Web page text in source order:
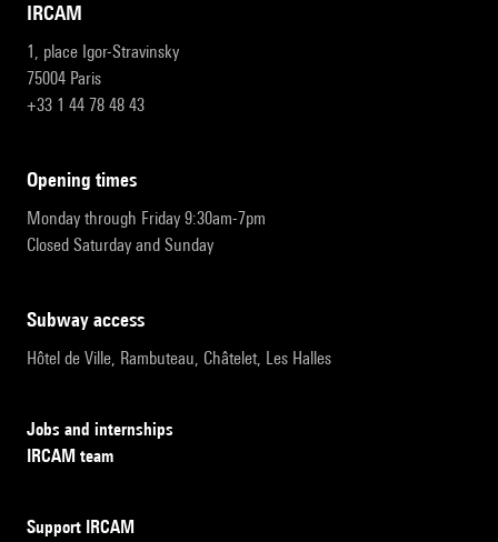
IRCAM
1, place Igor-Stravinsky
75004 Paris
+33 1 44 78 48 43
opening times
Monday through Friday 9:30am-7pm
Closed Saturday and Sunday
subway access
Hôtel de Ville, Rambuteau, Châtelet, Les Halles
Jobs and internships
IRCAM team
Support IRCAM